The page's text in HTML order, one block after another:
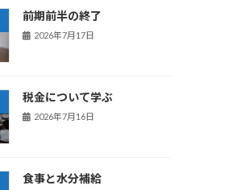
前期前半の終了
2026年7月17日
税金について学ぶ
2026年7月16日
食事と水分補給